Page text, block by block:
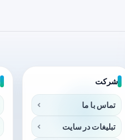
شرکت
تماس با ما
تبلیغات در سایت